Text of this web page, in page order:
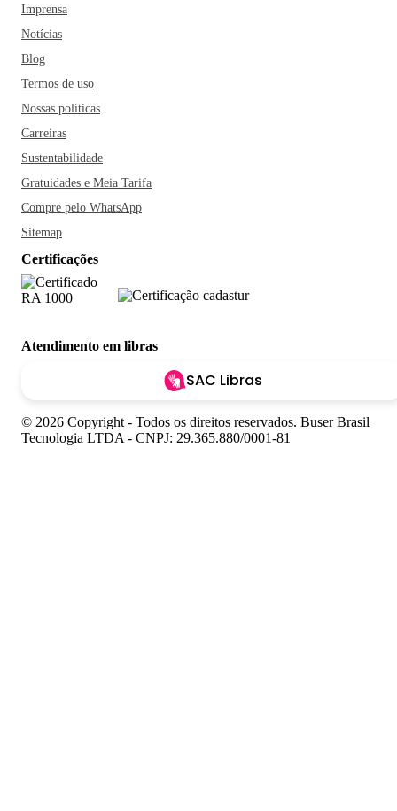
Imprensa
Notícias
Blog
Termos de uso
Nossas políticas
Carreiras
Sustentabilidade
Gratuidades e Meia Tarifa
Compre pelo WhatsApp
Sitemap
Certificações
Atendimento em libras
SAC Libras
© 2026 Copyright - Todos os direitos reservados. Buser Brasil
Tecnologia LTDA - CNPJ: 29.365.880/0001-81